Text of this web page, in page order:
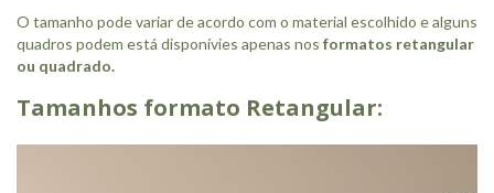
O tamanho pode variar de acordo com o material escolhido e alguns
quadros podem está disponívies apenas nos formatos retangular
ou quadrado.
Tamanhos formato Retangular: